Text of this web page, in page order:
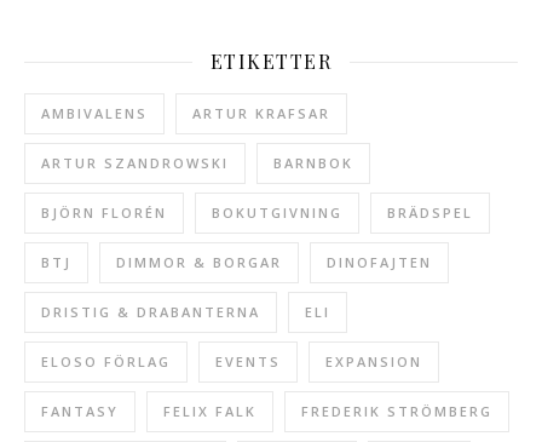
ETIKETTER
AMBIVALENS ARTUR KRAFSAR
ARTUR SZANDROWSKI BARNBOK
BJÖRN FLORÉN BOKUTGIVNING BRÄDSPEL
BTJ DIMMOR & BORGAR DINOFAJTEN
DRISTIG & DRABANTERNA ELI
ELOSO FÖRLAG EVENTS EXPANSION
FANTASY FELIX FALK FREDERIK STRÖMBERG